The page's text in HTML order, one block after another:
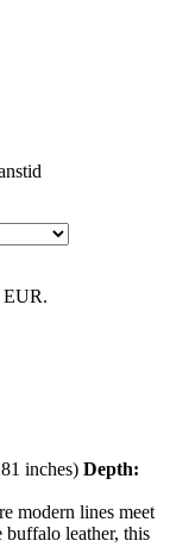
EUR.
inches) Depth:
modern lines meet
buffalo leather, this